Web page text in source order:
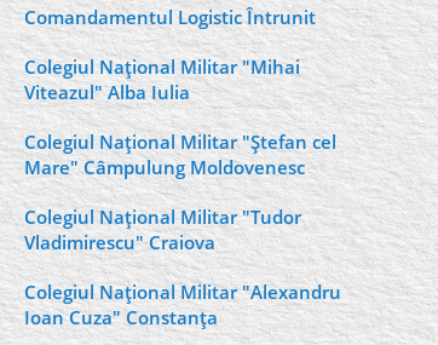
Comandamentul Logistic Întrunit
Colegiul Naţional Militar "Mihai
Viteazul" Alba Iulia
Colegiul Naţional Militar "Ştefan cel
Mare" Câmpulung Moldovenesc
Colegiul Naţional Militar "Tudor
Vladimirescu" Craiova
Colegiul Naţional Militar "Alexandru
Ioan Cuza" Constanţa